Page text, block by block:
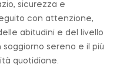
sicurezza e
con attenzione,
abitudini e del livello
sereno e il più
quotidiane.